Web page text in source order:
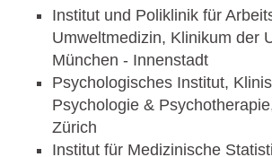
Institut und Poliklinik für
Umweltmedizin, Klinikum der
München - Innenstadt
Psychologisches Institut,
Psychologie &
Zürich
Institut für Medizinische